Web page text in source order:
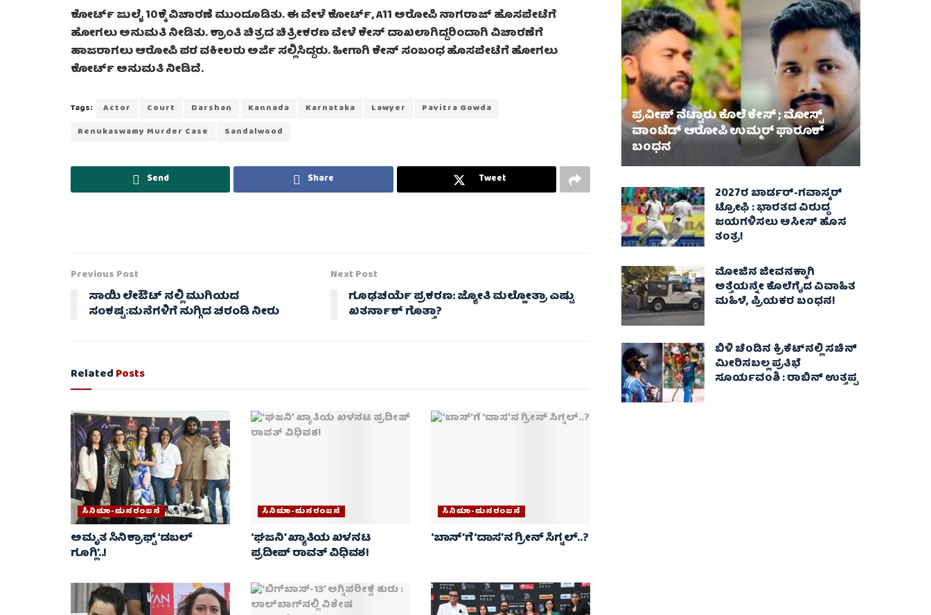
ಕೋರ್ಟ್ ಜುಲೈ 10ಕ್ಕೆ ವಿಚಾರಣೆ ಮುಂದೂಡಿತು. ಈ ವೇಳೆ ಕೋರ್ಟ್, A11 ಅರೋಪಿ ನಾಗರಾಜ್ ಹೊಸಪೇಟೆಗೆ
ಹೋಗಲು ಅನುಮತಿ ನೀಡಿತು. ಕ್ರಾಂತಿ ಚಿತ್ರದ ಚಿತ್ರೀಕರಣ ವೇಳೆ ಕೇಸ್ ದಾಖಲಾಗಿದ್ದರಿಂದಾಗಿ ವಿಚಾರಣೆಗೆ
ಹಾಜರಾಗಲು ಆರೋಪಿ ಪರ ವಕೀಲರು ಅರ್ಜಿ ಸಲ್ಲಿಸಿದ್ದರು. ಹೀಗಾಗಿ ಕೇಸ್ ಸಂಬಂಧ ಹೊಸಪೇಟೆಗೆ ಹೋಗಲು
ಕೋರ್ಟ್ ಅನುಮತಿ ನೀಡಿದೆ.
Tags: Actor Court Darshan Kannada Karnataka Lawyer
Pavitra Gowda
Renukaswamy Murder Case
Sandalwood
Send Share Tweet
Previous Post
ಸಾಯಿ ಲೇಔಟ್ ನಲ್ಲಿ ಮುಗಿಯದ
ಸಂಕಷ್ಟ:ಮನೆಗಳಿಗೆ ನುಗ್ಗಿದ ಚರಂಡಿ ನೀರು
Next Post
ಗೂಢಚರ್ಯೆ ಪ್ರಕರಣ: ಜ್ಯೋತಿ ಮಲ್ಹೋತ್ರಾ ಎಷ್ಟು
ಖತರ್ನಾಕ್ ಗೊತ್ತಾ?
RelatedPosts
ಸಿನಿಮಾ-ಮನರಂಜನೆ
ಅಮೃತ ಸಿನಿಕ್ರಾಫ್ಟ್ ‘ಡಬಲ್
ಗೂಗ್ಲಿ’..!
ಸಿನಿಮಾ-ಮನರಂಜನೆ
‘ಘಜನಿ’ ಖ್ಯಾತಿಯ ಖಳನಟ
ಪ್ರದೀಪ್ ರಾವತ್ ವಿಧಿವಶ!
ಸಿನಿಮಾ-ಮನರಂಜನೆ
‘ಬಾಸ್’ಗೆ ‘ದಾಸ’ನ ಗ್ರೀನ್ ಸಿಗ್ನಲ್..?
ಪ್ರವೀಣ್ ನೆಟ್ಟಾರು ಕೊಲೆ ಕೇಸ್ ​; ಮೋಸ್ಟ್
ವಾಂಟೆಡ್‌ ಆರೋಪಿ ಉಮ್ಮರ್ ಫಾರೂಕ್
ಬಂಧನ
2027ರ ಬಾರ್ಡರ್-ಗವಾಸ್ಕರ್
ಟ್ರೋಫಿ : ಭಾರತದ ವಿರುದ್ಧ
ಜಯಗಳಿಸಲು ಆಸೀಸ್‌ ಹೊಸ
ತಂತ್ರ!
ಮೋಜಿನ ಜೀವನಕ್ಕಾಗಿ
ಅತ್ತೆಯನ್ನೇ ಕೊಲೆಗೈದ ವಿವಾಹಿತ
ಮಹಿಳೆ, ಪ್ರಿಯಕರ ಬಂಧನ!
ಬಿಳಿ ಚೆಂಡಿನ ಕ್ರಿಕೆಟ್‌ನಲ್ಲಿ ಸಚಿನ್
ಮೀರಿಸಬಲ್ಲ ಪ್ರತಿಭೆ
ಸೂರ್ಯವಂಶಿ : ರಾಬಿನ್ ಉತ್ತಪ್ಪ